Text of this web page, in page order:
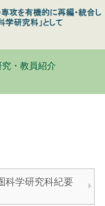
究・教員紹介
科学研究科紀要